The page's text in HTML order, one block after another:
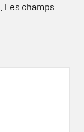
Les champs